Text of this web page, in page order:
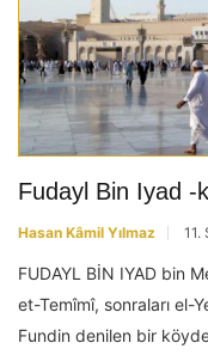
Fudayl Bin Iyad -
Hasan Kâmil Yılmaz 11.
FUDAYL BİN IYAD bin
et-Temîmî, sonraları el-
Fundin denilen bir